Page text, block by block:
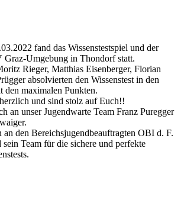
fand das Wissenstestspiel und der
Graz-Umgebung in Thondorf statt.
Rieger, Matthias Eisenberger, Florian
absolvierten den Wissenstest in den
den maximalen Punkten.
und sind stolz auf Euch!!
an unser Jugendwarte Team Franz Puregger
den Bereichsjugendbeauftragten OBI d. F.
Team für die sichere und perfekte